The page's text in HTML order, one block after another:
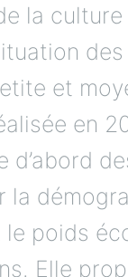
la
des
et
en
d’abord
la
poids
Elle